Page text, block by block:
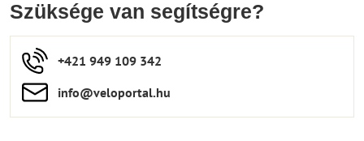
Szüksége van segítségre?
+421 949 109 342
info​​@veloportal​.hu